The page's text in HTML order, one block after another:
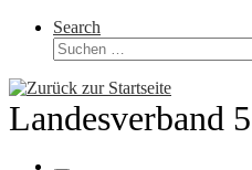
Search
Suche
Landesverband